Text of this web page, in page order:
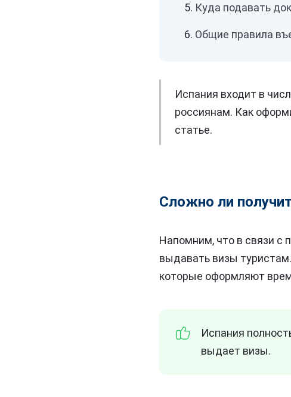
Куда подавать
Общие правила
Испания входит в
россиянам. Как
статье.
Сложно ли
Напомним, что в связи с
выдавать визы
которые оформляют
Испания
выдает визы.